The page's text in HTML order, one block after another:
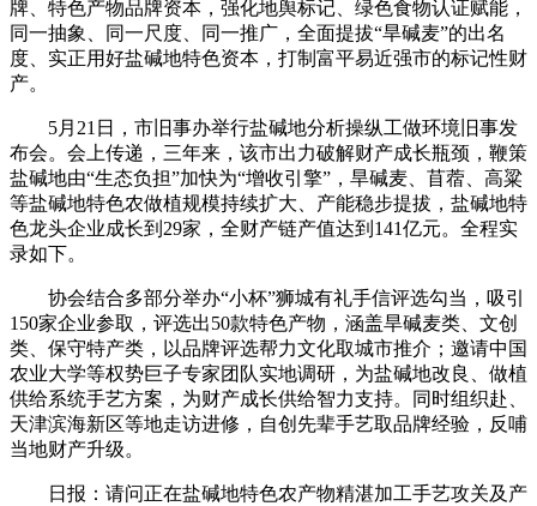
牌、特色产物品牌资本，强化地舆标记、绿色食物认证赋能，
同一抽象、同一尺度、同一推广，全面提拔“旱碱麦”的出名
度、实正用好盐碱地特色资本，打制富平易近强市的标记性财
产。
5月21日，市旧事办举行盐碱地分析操纵工做环境旧事发
布会。会上传递，三年来，该市出力破解财产成长瓶颈，鞭策
盐碱地由“生态负担”加快为“增收引擎”，旱碱麦、苜蓿、高粱
等盐碱地特色农做植规模持续扩大、产能稳步提拔，盐碱地特
色龙头企业成长到29家，全财产链产值达到141亿元。全程实
录如下。
协会结合多部分举办“小杯”狮城有礼手信评选勾当，吸引
150家企业参取，评选出50款特色产物，涵盖旱碱麦类、文创
类、保守特产类，以品牌评选帮力文化取城市推介；邀请中国
农业大学等权势巨子专家团队实地调研，为盐碱地改良、做植
供给系统手艺方案，为财产成长供给智力支持。同时组织赴、
天津滨海新区等地走访进修，自创先辈手艺取品牌经验，反哺
当地财产升级。
日报：请问正在盐碱地特色农产物精湛加工手艺攻关及产